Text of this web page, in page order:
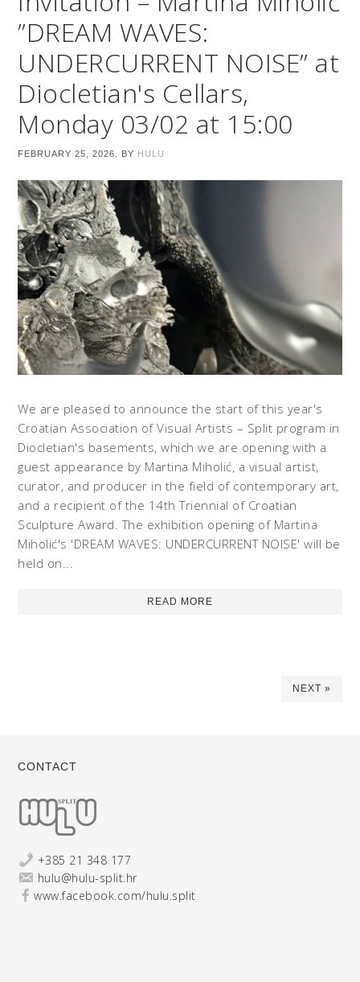
”DREAM WAVES:
UNDERCURRENT NOISE” at
Diocletian's Cellars,
Monday 03/02 at 15:00
FEBRUARY 25, 2026. BY HULU
We are pleased to announce the start of this year's
Croatian Association of Visual Artists – Split program in
Diocletian's basements, which we are opening with a
guest appearance by Martina Miholić, a visual artist,
curator, and producer in the field of contemporary art,
and a recipient of the 14th Triennial of Croatian
Sculpture Award. The exhibition opening of Martina
Miholić's 'DREAM WAVES: UNDERCURRENT NOISE' will be
held on...
READ MORE
NEXT »
CONTACT
+385 21 348 177
hulu@hulu-split.hr
www.facebook.com/hulu.split